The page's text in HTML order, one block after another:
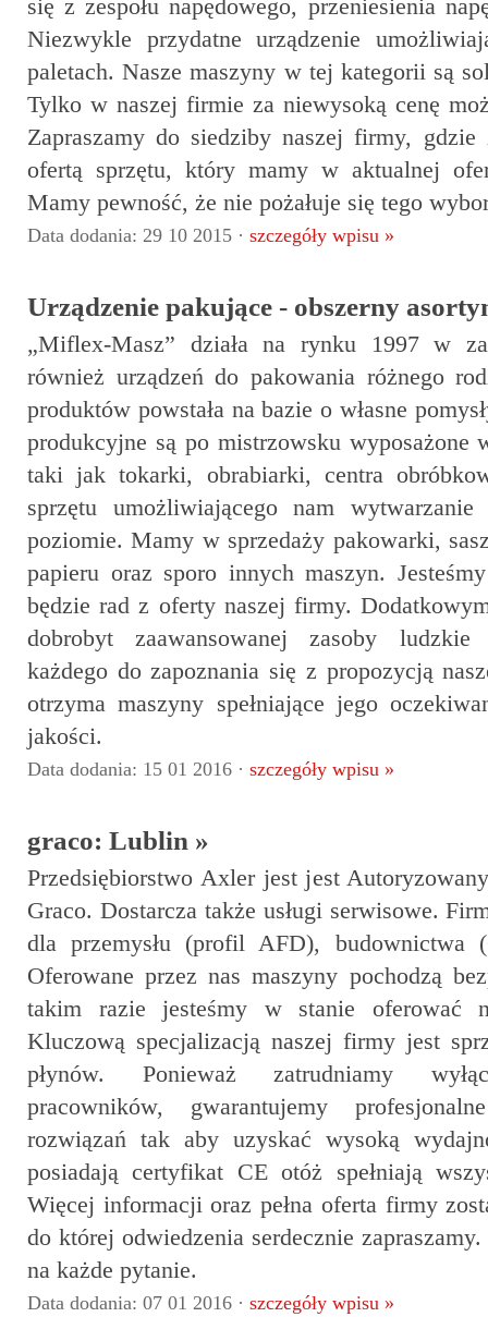
się z zespołu napędowego, przeniesienia
Niezwykle przydatne urządzenie
paletach. Nasze maszyny w tej kategorii są
Tylko w naszej firmie za niewysoką cenę
Zapraszamy do siedziby naszej firmy, gdzie
ofertą sprzętu, który mamy w aktualnej
Mamy pewność, że nie pożałuje się tego
Data dodania: 29 10 2015 · szczegóły wpisu »
Urządzenie pakujące - obszerny
„Miflex-Masz” działa na rynku 1997 w
również urządzeń do pakowania różnego
produktów powstała na bazie o własne
produkcyjne są po mistrzowsku
taki jak tokarki, obrabiarki, centra
sprzętu umożliwiającego nam
poziomie. Mamy w sprzedaży pakowarki,
papieru oraz sporo innych maszyn.
będzie rad z oferty naszej firmy.
dobrobyt zaawansowanej zasoby ludzkie
każdego do zapoznania się z propozycją
otrzyma maszyny spełniające jego
jakości.
Data dodania: 15 01 2016 · szczegóły wpisu »
graco: Lublin »
Przedsiębiorstwo Axler jest jest
Graco. Dostarcza także usługi serwisowe.
dla przemysłu (profil AFD), budownictwa
Oferowane przez nas maszyny pochodzą
takim razie jesteśmy w stanie oferować
Kluczową specjalizacją naszej firmy jest
płynów. Ponieważ zatrudniamy
pracowników, gwarantujemy
rozwiązań tak aby uzyskać wysoką
posiadają certyfikat CE otóż spełniają
Więcej informacji oraz pełna oferta firmy
do której odwiedzenia serdecznie
na każde pytanie.
Data dodania: 07 01 2016 · szczegóły wpisu »